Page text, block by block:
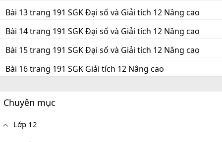
Bài 13 trang 191 SGK Đại số và Giải tích 12 Nâng cao
Bài 14 trang 191 SGK Đại số và Giải tích 12 Nâng cao
Bài 15 trang 191 SGK Đại số và Giải tích 12 Nâng cao
Bài 16 trang 191 SGK Giải tích 12 Nâng cao
Chuyên mục
Lớp 12